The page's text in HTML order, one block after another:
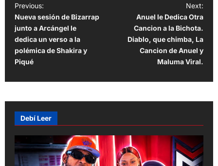
P
o
s
t
n
a
i
g
a
t
Previous:
Nueva sesión de Bizarrap
junto a Arcángel le
dedica un verso a la
polémica de Shakira y
Piqué
Next:
Anuel le Dedica Otra
Cancion a la Bichota.
Diablo, que chimba, La
Cancion de Anuel y
Maluma Viral.
Debí Leer